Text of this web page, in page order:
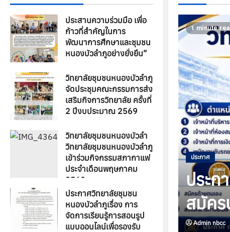
ประสานความร่วมมือ เพื่อ
ก้าวที่สำคัญในการ
พัฒนาการศึกษาและชุมชน
หนองบัวลำภูอย่างยั่งยืน”
วิทยาลัยชุมชนหนองบัวลำภู
จัดประชุมคณะกรรมการส่ง
เสริมกิจการวิทยาลัย ครั้งที่
2 ปีงบประมาณ 2569
วิทยาลัยชุมชนหนองบัวลำ
วิทยาลัยชุมชนหนองบัวลำภู
เข้าร่วมกิจกรรมสภากาแฟ
ประจำเดือนพฤษภาคม
2569
6 พฤษภาคม 2026 0
ประกาศวิทยาลัยชุมชน
หนองบัวลำภูเรื่อง การ
จัดการเรียนรู้การสอนรูป
แบบออนไลน์เพื่อรองรับ
1 minute
ประกาศ
ประก
สมัคร
Admin nbcc